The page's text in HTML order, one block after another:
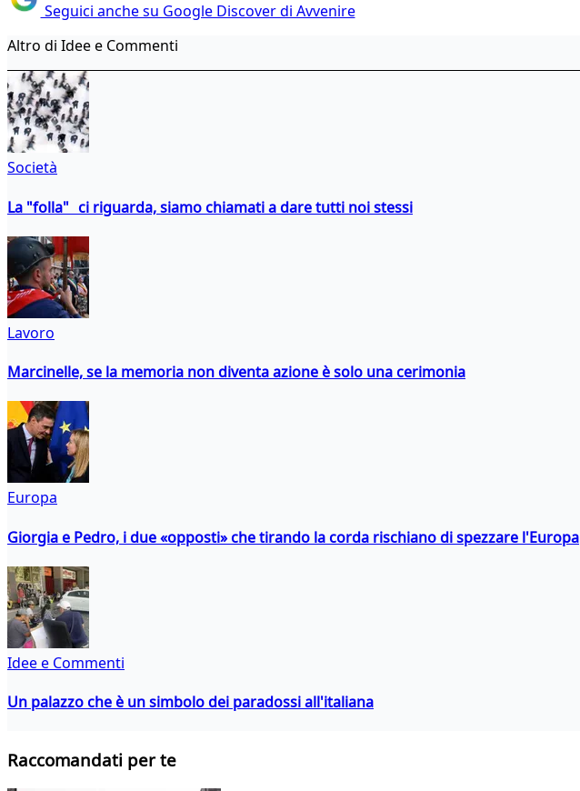
Seguici anche su Google Discover di Avvenire
Altro di Idee e Commenti
Società
La "folla" ci riguarda, siamo chiamati a dare tutti noi stessi
Lavoro
Marcinelle, se la memoria non diventa azione è solo una cerimonia
Europa
Giorgia e Pedro, i due «opposti» che tirando la corda rischiano di spezzare l'Europa
Idee e Commenti
Un palazzo che è un simbolo dei paradossi all'italiana
Raccomandati per te